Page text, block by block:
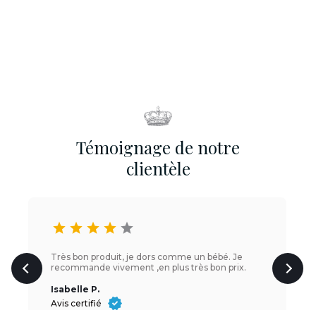
Témoignage de notre
clientèle
star star star star star
Très bon produit, je dors comme un bébé. Je
recommande vivement ,en plus très bon prix.
Isabelle P.
Avis certifié